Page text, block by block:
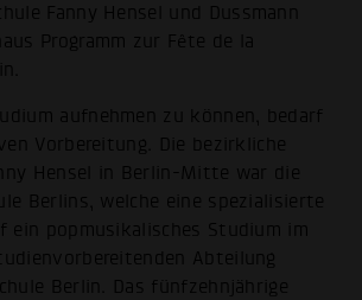
Fanny Hensel und Dussmann
Programm zur Fête de la
aufnehmen zu können, bedarf
Vorbereitung. Die bezirkliche
Hensel in Berlin-Mitte war die
Berlins, welche eine spezialisierte
ein popmusikalisches Studium im
Abteilung
Berlin. Das fünfzehnjährige